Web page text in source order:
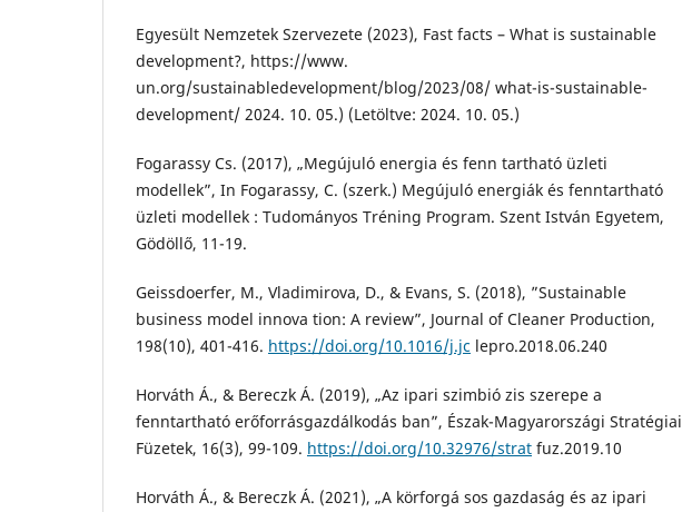
Egyesült Nemzetek Szervezete (2023), Fast facts – What is sustainable
development?, https://www.
un.org/sustainabledevelopment/blog/2023/08/ what-is-sustainable-
development/ 2024. 10. 05.) (Letöltve: 2024. 10. 05.)
Fogarassy Cs. (2017), „Megújuló energia és fenn tartható üzleti
modellek”, In Fogarassy, C. (szerk.) Megújuló energiák és fenntartható
üzleti modellek : Tudományos Tréning Program. Szent István Egyetem,
Gödöllő, 11-19.
Geissdoerfer, M., Vladimirova, D., & Evans, S. (2018), ”Sustainable
business model innova tion: A review”, Journal of Cleaner Production,
198(10), 401-416. https://doi.org/10.1016/j.jc lepro.2018.06.240
Horváth Á., & Bereczk Á. (2019), „Az ipari szimbió zis szerepe a
fenntartható erőforrásgazdálkodás ban”, Észak-Magyarországi Stratégiai
Füzetek, 16(3), 99-109. https://doi.org/10.32976/strat fuz.2019.10
Horváth Á., & Bereczk Á. (2021), „A körforgá sos gazdaság és az ipari